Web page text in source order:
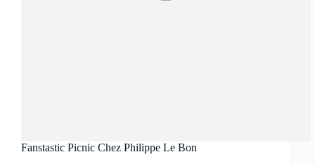
Fanstastic Picnic Chez Philippe Le Bon